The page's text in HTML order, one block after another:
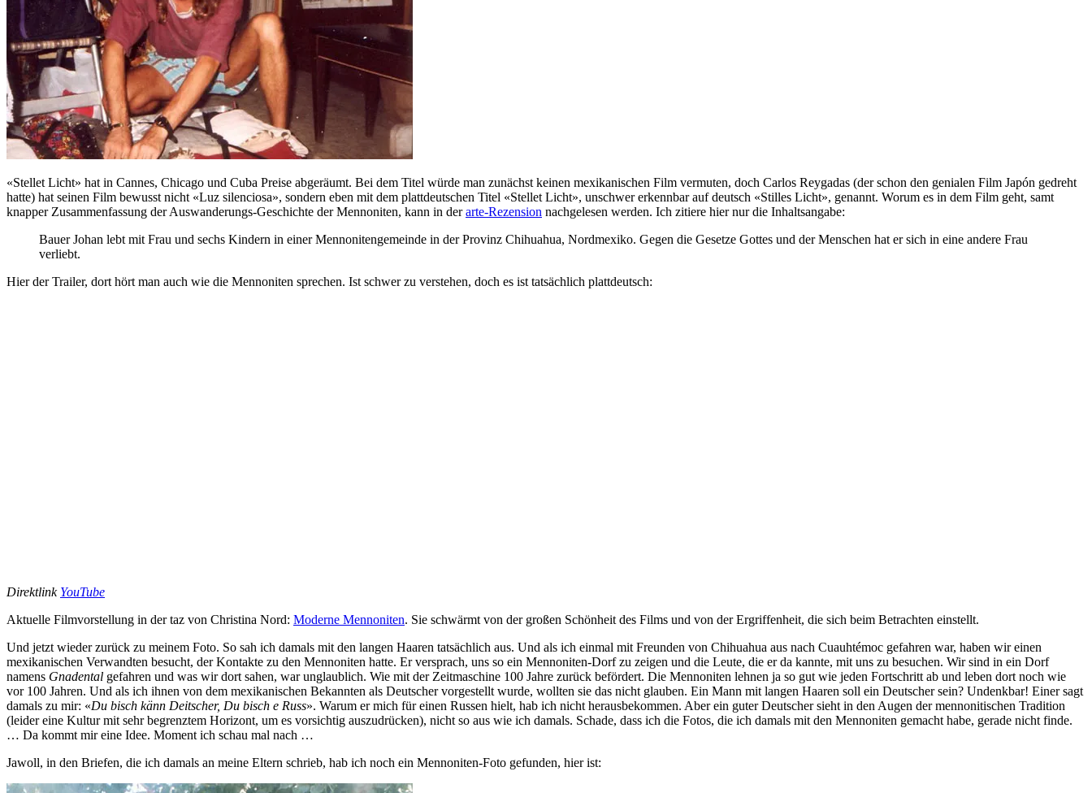
«Stellet Licht» hat in Cannes, Chicago und Cuba Preise abgeräumt. Bei dem Titel würde man zunächst keinen mexikanischen Film vermuten, doch Carlos Reygadas (der schon den genialen Film Japón gedreht
hatte) hat seinen Film bewusst nicht «Luz silenciosa», sondern eben mit dem plattdeutschen Titel «Stellet Licht», unschwer erkennbar auf deutsch «Stilles Licht», genannt. Worum es in dem Film geht, samt
knapper Zusammenfassung der Auswanderungs-Geschichte der Mennoniten, kann in derarte-Rezension nachgelesen werden. Ich zitiere hier nur die Inhaltsangabe:
Bauer Johan lebt mit Frau und sechs Kindern in einer Mennonitengemeinde in der Provinz Chihuahua, Nordmexiko. Gegen die Gesetze Gottes und der Menschen hat er sich in eine andere Frau
verliebt.
Hier der Trailer, dort hört man auch wie die Mennoniten sprechen. Ist schwer zu verstehen, doch es ist tatsächlich plattdeutsch:
Direktlink YouTube
Aktuelle Filmvorstellung in der taz von Christina Nord: Moderne Mennoniten. Sie schwärmt von der großen Schönheit des Films und von der Ergriffenheit, die sich beim Betrachten einstellt.
Und jetzt wieder zurück zu meinem Foto. So sah ich damals mit den langen Haaren tatsächlich aus. Und als ich einmal mit Freunden von Chihuahua aus nach Cuauhtémoc gefahren war, haben wir einen
mexikanischen Verwandten besucht, der Kontakte zu den Mennoniten hatte. Er versprach, uns so ein Mennoniten-Dorf zu zeigen und die Leute, die er da kannte, mit uns zu besuchen. Wir sind in ein Dorf
namens Gnadental gefahren und was wir dort sahen, war unglaublich. Wie mit der Zeitmaschine 100 Jahre zurück befördert. Die Mennoniten lehnen ja so gut wie jeden Fortschritt ab und leben dort noch wie
vor 100 Jahren. Und als ich ihnen von dem mexikanischen Bekannten als Deutscher vorgestellt wurde, wollten sie das nicht glauben. Ein Mann mit langen Haaren soll ein Deutscher sein? Undenkbar! Einer sagt
damals zu mir: «Du bisch känn Deitscher, Du bisch e Russ». Warum er mich für einen Russen hielt, hab ich nicht herausbekommen. Aber ein guter Deutscher sieht in den Augen der mennonitischen Tradition
(leider eine Kultur mit sehr begrenztem Horizont, um es vorsichtig auszudrücken), nicht so aus wie ich damals. Schade, dass ich die Fotos, die ich damals mit den Mennoniten gemacht habe, gerade nicht finde.
… Da kommt mir eine Idee. Moment ich schau mal nach …
Jawoll, in den Briefen, die ich damals an meine Eltern schrieb, hab ich noch ein Mennoniten-Foto gefunden, hier ist: